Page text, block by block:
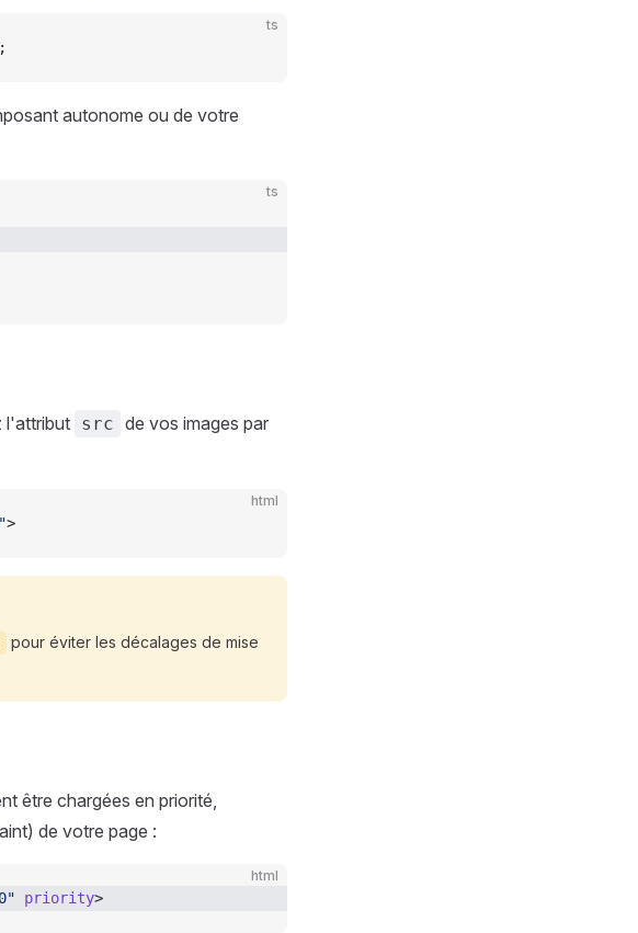
ts
;
autonome ou de votre
ts
l'attribut src de vos images par
html
>
pour éviter les décalages de mise
être chargées en priorité,
de votre page :
html
priority>